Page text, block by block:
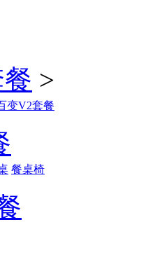
>
变V2套餐
餐桌椅